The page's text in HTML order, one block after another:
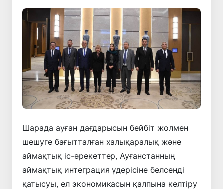
Шарада ауған дағдарысын бейбіт жолмен
шешуге бағытталған халықаралық және
аймақтық іс-әрекеттер, Ауғанстанның
аймақтық интеграция үдерісіне белсенді
қатысуы, ел экономикасын қалпына келтіру